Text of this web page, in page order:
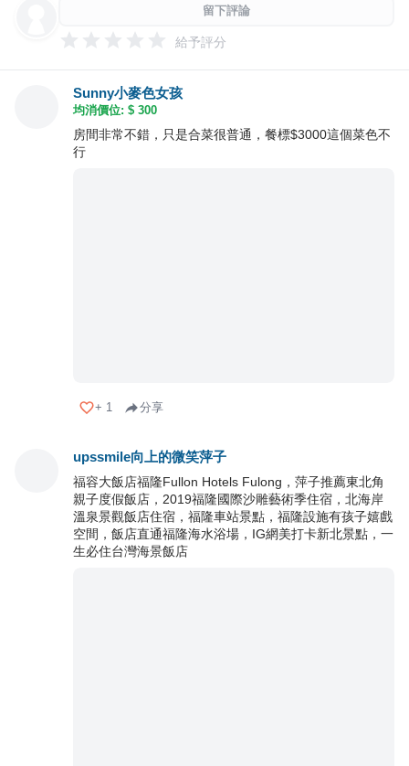
留下評論
給予評分
Sunny小麥色女孩
均消價位: $ 300
房間非常不錯，只是合菜很普通，餐標$3000這個菜色不
行
+ 1 分享
upssmile向上的微笑萍子
福容大飯店福隆Fullon Hotels Fulong，萍子推薦東北角
親子度假飯店，2019福隆國際沙雕藝術季住宿，北海岸
溫泉景觀飯店住宿，福隆車站景點，福隆設施有孩子嬉戲
空間，飯店直通福隆海水浴場，IG網美打卡新北景點，一
生必住台灣海景飯店